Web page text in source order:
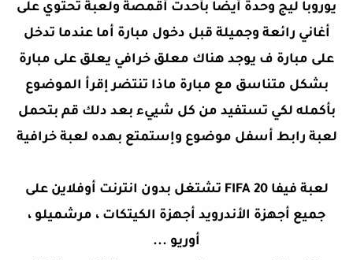
يوروبا ليج وحدة أيضاً بأحدت أقمصة ولعبة تحتوي على
أغاني رائعة وجميلة قبل دخول مبارة أما عندما تدخل
على مبارة ف يوجد هناك معلق خرافي يعلق على مبارة
بشكل متناسق مع مبارة ماذا تنتضر إقرأ الموضوع
بأكمله لكي تستفيد من كل شييء بعد دلك قم بتحمل
لعبة رابط أسفل موضوع وإستمتع بهده لعبة خرافية
لعبة فيفاFIFA 20 تشتغل بدون انترنت أوفلاين على
جميع أجهزة الأندرويد أجهزة الكيتكات ، مرشميلو ،
أوريو ...